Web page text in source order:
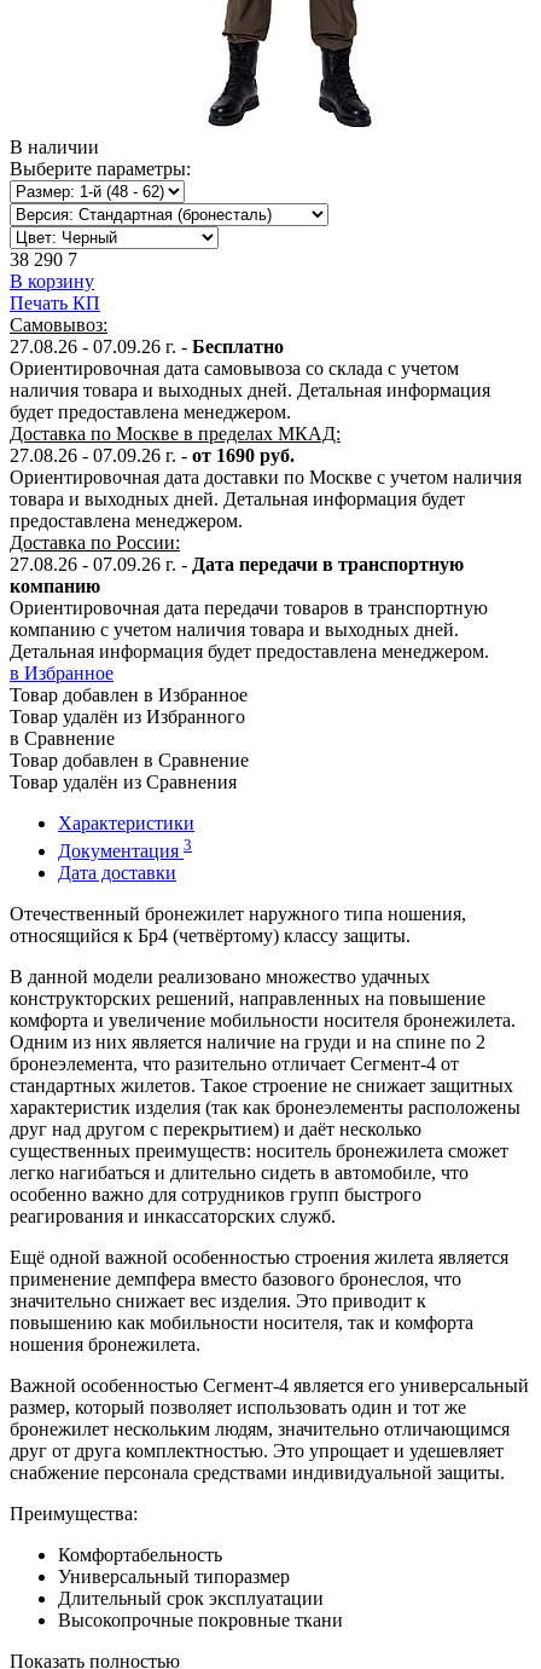
В наличии
Выберите параметры:
38 290 7
В корзину
Печать КП
Самовывоз:
27.08.26 - 07.09.26 г. - Бесплатно
Ориентировочная дата самовывоза со склада с учетом
наличия товара и выходных дней. Детальная информация
будет предоставлена менеджером.
Доставка по Москве в пределах МКАД:
27.08.26 - 07.09.26 г. - от 1690 руб.
Ориентировочная дата доставки по Москве с учетом наличия
товара и выходных дней. Детальная информация будет
предоставлена менеджером.
Доставка по России:
27.08.26 - 07.09.26 г. - Дата передачи в транспортную
компанию
Ориентировочная дата передачи товаров в транспортную
компанию с учетом наличия товара и выходных дней.
Детальная информация будет предоставлена менеджером.
в Избранное
Товар добавлен в Избранное
Товар удалён из Избранного
в Сравнение
Товар добавлен в Сравнение
Товар удалён из Сравнения
Характеристики
Документация 3
Дата доставки
Отечественный бронежилет наружного типа ношения,
относящийся к Бр4 (четвёртому) классу защиты.
В данной модели реализовано множество удачных
конструкторских решений, направленных на повышение
комфорта и увеличение мобильности носителя бронежилета.
Одним из них является наличие на груди и на спине по 2
бронеэлемента, что разительно отличает Сегмент-4 от
стандартных жилетов. Такое строение не снижает защитных
характеристик изделия (так как бронеэлементы расположены
друг над другом с перекрытием) и даёт несколько
существенных преимуществ: носитель бронежилета сможет
легко нагибаться и длительно сидеть в автомобиле, что
особенно важно для сотрудников групп быстрого
реагирования и инкассаторских служб.
Ещё одной важной особенностью строения жилета является
применение демпфера вместо базового бронеслоя, что
значительно снижает вес изделия. Это приводит к
повышению как мобильности носителя, так и комфорта
ношения бронежилета.
Важной особенностью Сегмент-4 является его универсальный
размер, который позволяет использовать один и тот же
бронежилет нескольким людям, значительно отличающимся
друг от друга комплектностью. Это упрощает и удешевляет
снабжение персонала средствами индивидуальной защиты.
Преимущества:
Комфортабельность
Универсальный типоразмер
Длительный срок эксплуатации
Высокопрочные покровные ткани
Показать полностью